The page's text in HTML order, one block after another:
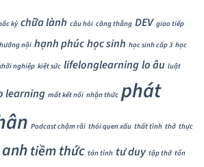
kỷ chữa lành câu hỏi căng thẳng DEV giao tiếp
hướng nội hạnh phúchọc sinh học sinh cấp 3 học
nghiệp kiệt sức lifelonglearninglo âu luật
learning mất kết nối nhận thức phát
Podcast chậm rãi thói quen xấu thất tình thở thực
tiềm thức tán tỉnh tư duy tập thở tổn